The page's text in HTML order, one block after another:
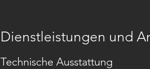
Dienstleistungen und
Technische Ausstattung